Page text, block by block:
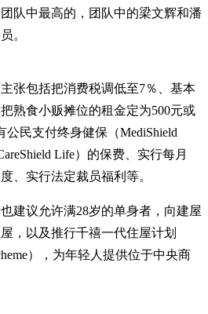
队中最高的，团队中的梁文辉和潘
。
张包括把消费税调低至7％、基本
熟食小贩摊位的租金定为500元或
民支付终身健保（MediShield
Life）的保费、实行每月
、实行法定裁员福利等。
建议允许满28岁的单身者，向建屋
，以及推行千禧一代住屋计划
），为年轻人提供位于中央商